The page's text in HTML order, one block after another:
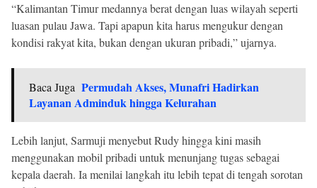
“Kalimantan Timur medannya berat dengan luas wilayah seperti
luasan pulau Jawa. Tapi apapun kita harus mengukur dengan
kondisi rakyat kita, bukan dengan ukuran pribadi,” ujarnya.
Baca Juga Permudah Akses, Munafri Hadirkan
Layanan Adminduk hingga Kelurahan
Lebih lanjut, Sarmuji menyebut Rudy hingga kini masih
menggunakan mobil pribadi untuk menunjang tugas sebagai
kepala daerah. Ia menilai langkah itu lebih tepat di tengah sorotan